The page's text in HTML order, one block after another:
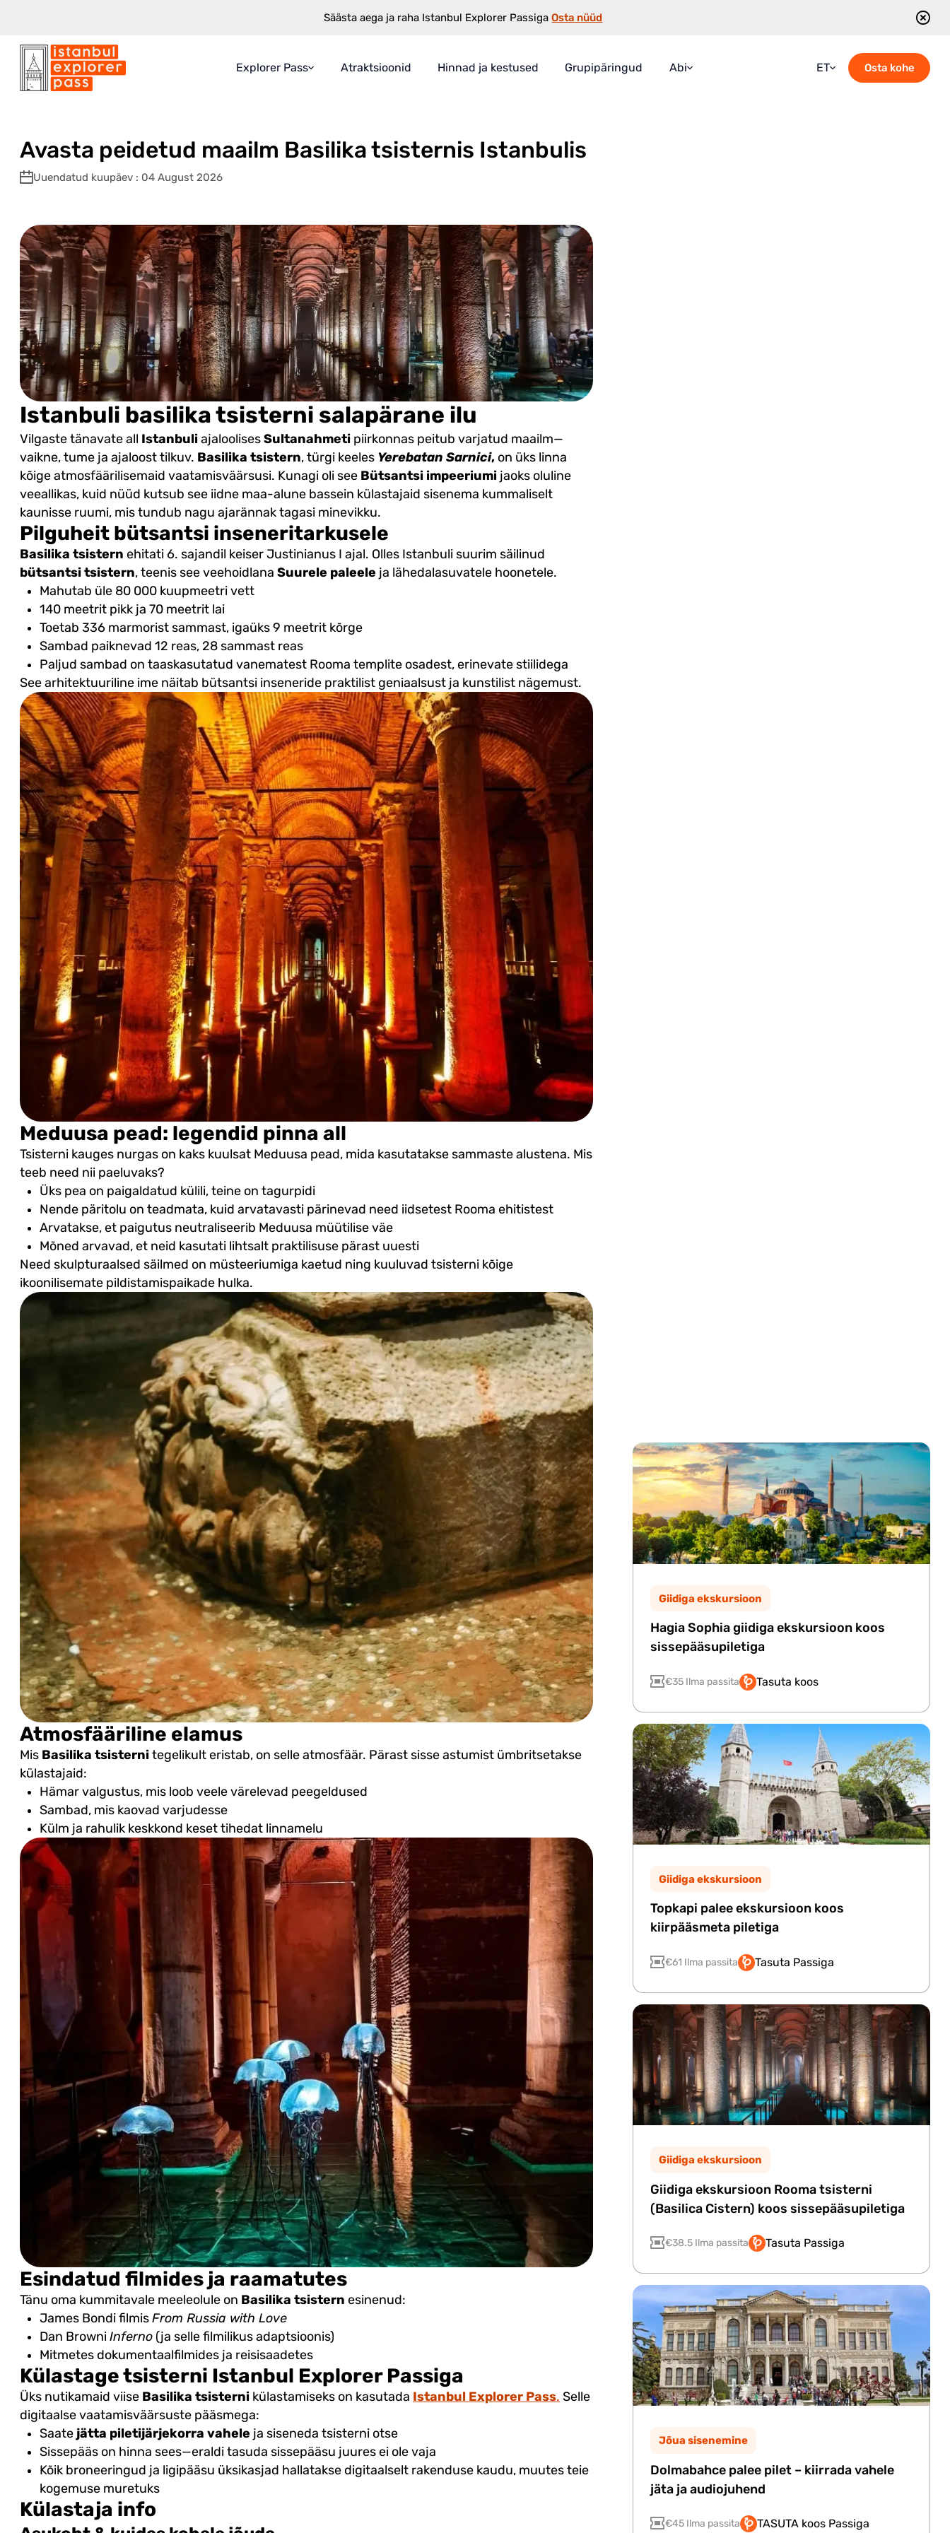
Säästa aega ja raha Istanbul Explorer PassigaOsta nüüd
Explorer Pass Atraktsioonid Hinnad ja kestused Grupipäringud Abi ET Osta kohe
Istanbul Explorer Pass
Avasta peidetud maailm Basilika tsisternis Istanbulis
Uuendatud kuupäev : 04 August 2026
Istanbuli basilika tsisterni salapärane ilu
Vilgaste tänavate all Istanbuliajaloolises Sultanahmetipiirkonnas peitub varjatud maailm—
vaikne, tume ja ajaloost tilkuv. Basilika tsistern, türgi keeles Yerebatan Sarnici,on üks linna
kõige atmosfäärilisemaid vaatamisväärsusi. Kunagi oli see Bütsantsi impeeriumijaoks oluline
veeallikas, kuid nüüd kutsub see iidne maa-alune bassein külastajaid sisenema kummaliselt
kaunisse ruumi, mis tundub nagu ajarännak tagasi minevikku.
Pilguheit bütsantsi inseneritarkusele
Basilika tsistern ehitati 6. sajandil keiser Justinianus I ajal. Olles Istanbuli suurim säilinud
bütsantsi tsistern, teenis see veehoidlana Suurele paleele ja lähedalasuvatele hoonetele.
Mahutab üle 80 000 kuupmeetri vett
140 meetrit pikk ja 70 meetrit lai
Toetab 336 marmorist sammast, igaüks 9 meetrit kõrge
Sambad paiknevad 12 reas, 28 sammast reas
Paljud sambad on taaskasutatud vanematest Rooma templite osadest, erinevate stiilidega
See arhitektuuriline ime näitab bütsantsi inseneride praktilist geniaalsust ja kunstilist nägemust.
Meduusa pead: legendid pinna all
Tsisterni kauges nurgas on kaks kuulsat Meduusa pead, mida kasutatakse sammaste alustena. Mis
teeb need nii paeluvaks?
Üks pea on paigaldatud külili, teine on tagurpidi
Nende päritolu on teadmata, kuid arvatavasti pärinevad need iidsetest Rooma ehitistest
Arvatakse, et paigutus neutraliseerib Meduusa müütilise väe
Mõned arvavad, et neid kasutati lihtsalt praktilisuse pärast uuesti
Need skulpturaalsed säilmed on müsteeriumiga kaetud ning kuuluvad tsisterni kõige
ikoonilisemate pildistamispaikade hulka.
Atmosfääriline elamus
Mis Basilika tsisternitegelikult eristab, on selle atmosfäär. Pärast sisse astumist ümbritsetakse
külastajaid:
Hämar valgustus, mis loob veele värelevad peegeldused
Sambad, mis kaovad varjudesse
Külm ja rahulik keskkond keset tihedat linnamelu
Esindatud filmides ja raamatutes
Tänu oma kummitavale meeleolule on Basilika tsistern esinenud:
James Bondi filmis From Russia with Love
Dan Browni Inferno(ja selle filmilikus adaptsioonis)
Mitmetes dokumentaalfilmides ja reisisaadetes
Külastage tsisterni Istanbul Explorer Passiga
Üks nutikamaid viise Basilika tsisternikülastamiseks on kasutada Istanbul Explorer Pass. Selle
digitaalse vaatamisväärsuste pääsmega:
Saate jätta piletijärjekorra vahele ja siseneda tsisterni otse
Sissepääs on hinna sees—eraldi tasuda sissepääsu juures ei ole vaja
Kõik broneeringud ja ligipääsu üksikasjad hallatakse digitaalselt rakenduse kaudu, muutes teie
kogemuse muretuks
Külastaja info
Giidiga ekskursioon
Hagia Sophia giidiga ekskursioon koos
sissepääsupiletiga
€35 Ilma passita Tasuta koos
Giidiga ekskursioon
Topkapi palee ekskursioon koos
kiirpääsmeta piletiga
€61 Ilma passita Tasuta Passiga
Giidiga ekskursioon
Giidiga ekskursioon Rooma tsisterni
(Basilica Cistern) koos sissepääsupiletiga
€38.5 Ilma passita Tasuta Passiga
Jõua sisenemine
Dolmabahce palee pilet – kiirrada vahele
jäta ja audiojuhend
€45 Ilma passita TASUTA koos Passiga